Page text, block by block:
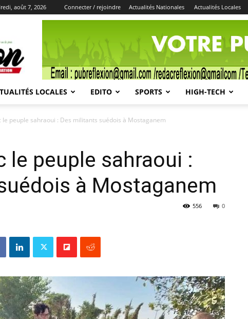
août 7, 2026 Connecter / rejoindre Actualités Nationales Actualités Locales
LOCALES EDITO SPORTS HIGH-TECH
le peuple sahraoui : Des militants suédois à Mostaganem
le peuple sahraoui :
à Mostaganem
0
556